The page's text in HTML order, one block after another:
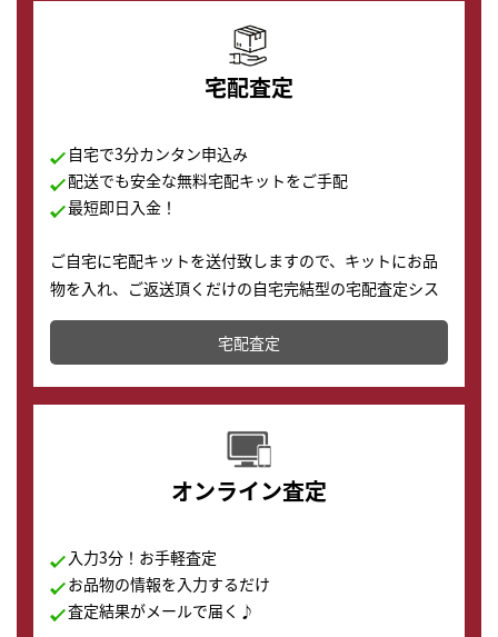
宅配査定
自宅で3分カンタン申込み
配送でも安全な無料宅配キットをご手配
最短即日入金！
ご自宅に宅配キットを送付致しますので、キットにお品
物を入れ、ご返送頂くだけの自宅完結型の宅配査定シス
テムです。
配送でも簡単&安全に査定・買取に出すことが可能で
す。
宅配査定
オンライン査定
入力3分！お手軽査定
お品物の情報を入力するだけ
査定結果がメールで届く♪